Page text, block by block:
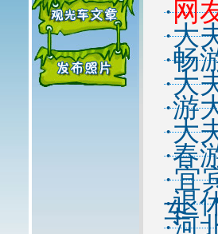
·网
·大
·畅
·大
·游
·大
·春
·宜
车
·退
·河